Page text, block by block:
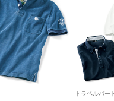
その他
ファッション
トラベルパー